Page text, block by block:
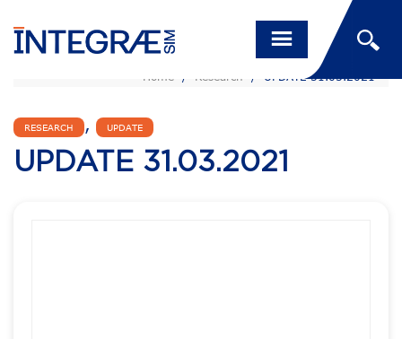
Home / Research / UPDATE 31.03.2021
RESEARCH , UPDATE
UPDATE 31.03.2021